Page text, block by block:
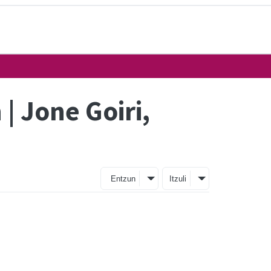
Jone Goiri,
Entzun Itzuli